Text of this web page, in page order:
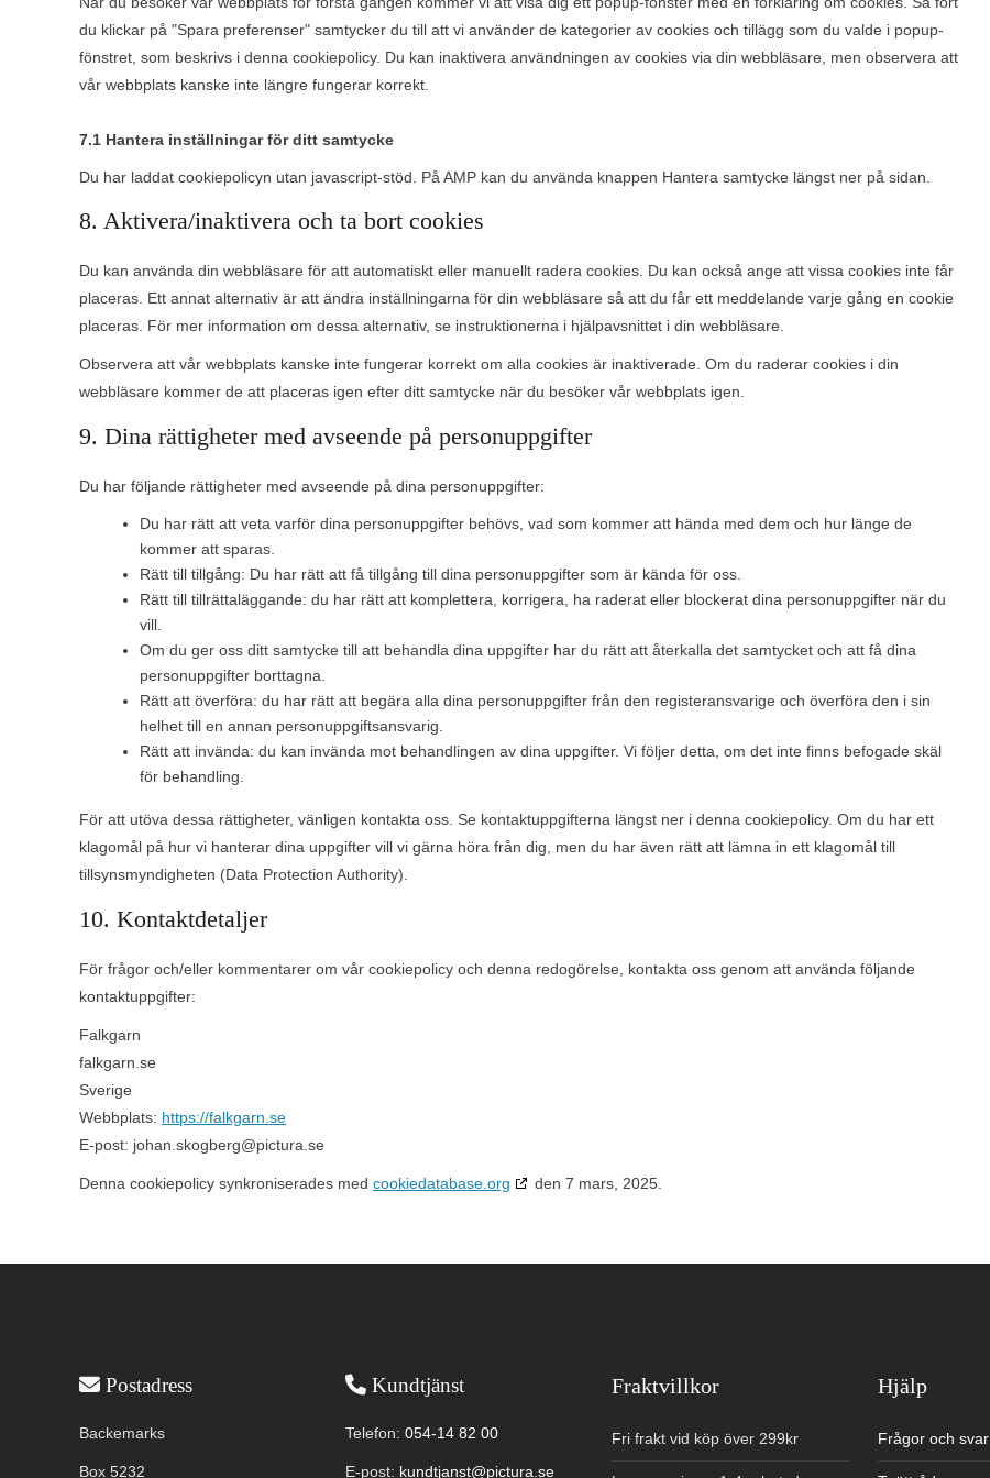
du klickar på "Spara preferenser" samtycker du till att vi använder de kategorier av cookies och tillägg som du valde i popup-
fönstret, som beskrivs i denna cookiepolicy. Du kan inaktivera användningen av cookies via din webbläsare, men observera att
vår webbplats kanske inte längre fungerar korrekt.
7.1 Hantera inställningar för ditt samtycke
Du har laddat cookiepolicyn utan javascript-stöd. På AMP kan du använda knappen Hantera samtycke längst ner på sidan.
8. Aktivera/inaktivera och ta bort cookies
Du kan använda din webbläsare för att automatiskt eller manuellt radera cookies. Du kan också ange att vissa cookies inte får
placeras. Ett annat alternativ är att ändra inställningarna för din webbläsare så att du får ett meddelande varje gång en cookie
placeras. För mer information om dessa alternativ, se instruktionerna i hjälpavsnittet i din webbläsare.
Observera att vår webbplats kanske inte fungerar korrekt om alla cookies är inaktiverade. Om du raderar cookies i din
webbläsare kommer de att placeras igen efter ditt samtycke när du besöker vår webbplats igen.
9. Dina rättigheter med avseende på personuppgifter
Du har följande rättigheter med avseende på dina personuppgifter:
Du har rätt att veta varför dina personuppgifter behövs, vad som kommer att hända med dem och hur länge de
kommer att sparas.
Rätt till tillgång: Du har rätt att få tillgång till dina personuppgifter som är kända för oss.
Rätt till tillrättaläggande: du har rätt att komplettera, korrigera, ha raderat eller blockerat dina personuppgifter när du
vill.
Om du ger oss ditt samtycke till att behandla dina uppgifter har du rätt att återkalla det samtycket och att få dina
personuppgifter borttagna.
Rätt att överföra: du har rätt att begära alla dina personuppgifter från den registeransvarige och överföra den i sin
helhet till en annan personuppgiftsansvarig.
Rätt att invända: du kan invända mot behandlingen av dina uppgifter. Vi följer detta, om det inte finns befogade skäl
för behandling.
För att utöva dessa rättigheter, vänligen kontakta oss. Se kontaktuppgifterna längst ner i denna cookiepolicy. Om du har ett
klagomål på hur vi hanterar dina uppgifter vill vi gärna höra från dig, men du har även rätt att lämna in ett klagomål till
tillsynsmyndigheten (Data Protection Authority).
10. Kontaktdetaljer
För frågor och/eller kommentarer om vår cookiepolicy och denna redogörelse, kontakta oss genom att använda följande
kontaktuppgifter:
Falkgarn
falkgarn.se
Sverige
Webbplats: https://falkgarn.se
E-post: johan.skogberg@pictura.se
Denna cookiepolicy synkroniserades med cookiedatabase.org den 7 mars, 2025.
Användbar information
Postadress
Backemarks
Box 5232
Kundtjänst
Telefon: 054-14 82 00
E-post: kundtjanst@pictura.se
Fraktvillkor
Fri frakt vid köp över 299kr
Hjälp
Frågor och svar